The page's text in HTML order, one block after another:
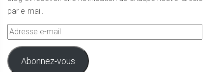
par e-mail.
Adresse
e-
mail
Abonnez-vous